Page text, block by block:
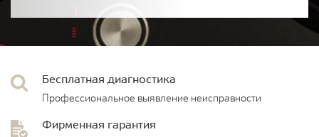
Бесплатная диагностика
Профессиональное выявление неисправности
Фирменная гарантия